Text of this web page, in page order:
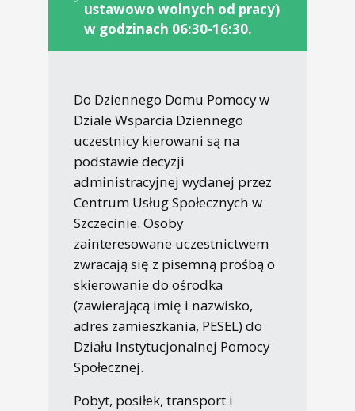
ustawowo wolnych od pracy)
w godzinach 06:30-16:30.
Do Dziennego Domu Pomocy w
Dziale Wsparcia Dziennego
uczestnicy kierowani są na
podstawie decyzji
administracyjnej wydanej przez
Centrum Usług Społecznych w
Szczecinie. Osoby
zainteresowane uczestnictwem
zwracają się z pisemną prośbą o
skierowanie do ośrodka
(zawierającą imię i nazwisko,
adres zamieszkania, PESEL) do
Działu Instytucjonalnej Pomocy
Społecznej.
Pobyt, posiłek, transport i